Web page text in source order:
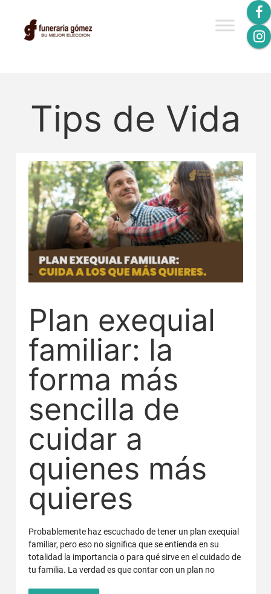
Tips de Vida
Plan exequial
familiar: la
forma más
sencilla de
cuidar a
quienes más
quieres
Probablemente haz escuchado de tener un plan exequial
familiar, pero eso no significa que se entienda en su
totalidad la importancia o para qué sirve en el cuidado de
tu familia. La verdad es que contar con un plan no